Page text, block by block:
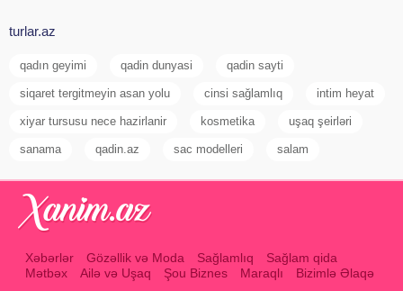
turlar.az
qadın geyimi qadin dunyasi qadin sayti
siqaret tergitmeyin asan yolu cinsi sağlamlıq intim heyat
xiyar tursusu nece hazirlanir kosmetika uşaq şeirləri
sanama qadin.az sac modelleri salam
Xəbərlər Gözəllik və Moda Sağlamlıq
Sağlam qida
Mətbəx
Ailə və Uşaq Şou Biznes Maraqlı Bizimlə Əlaqə